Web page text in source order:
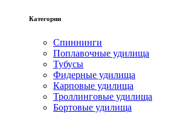
Категории
Спиннинги
Поплавочные удилища
Тубусы
Фидерные удилища
Карповые удилища
Троллинговые удилища
Бортовые удилища